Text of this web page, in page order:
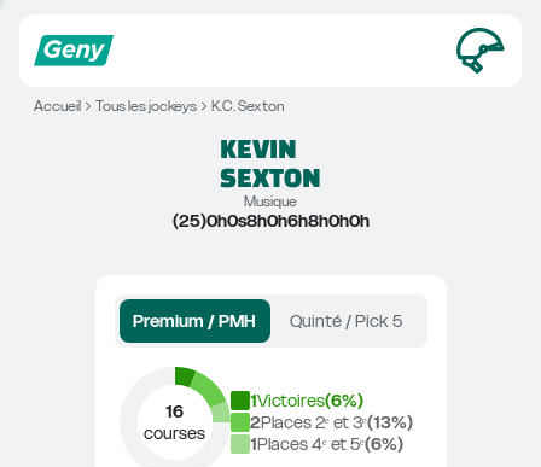
Accueil Tous les jockeys K.C. Sexton
KEVIN
SEXTON
Musique
(25)0h0s8h0h6h8h0h0h
Premium / PMH Quinté / Pick 5
16
courses
1Victoires(6%)
2Places 2ᵉ et 3ᵉ(13%)
1Places 4ᵉ et 5ᵉ(6%)